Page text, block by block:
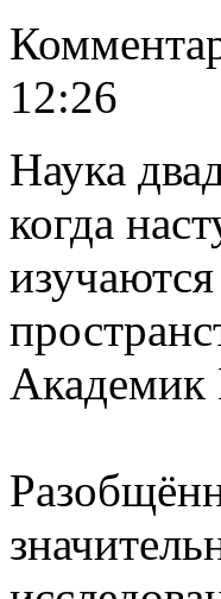
12:26
Наука
когда
Академик